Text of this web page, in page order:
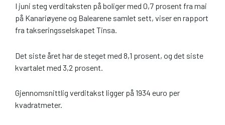
I juni steg verditaksten på boliger med 0,7 prosent fra mai
på Kanariøyene og Balearene samlet sett, viser en rapport
fra takseringsselskapet Tinsa.
Det siste året har de steget med 8,1 prosent, og det siste
kvartalet med 3,2 prosent.
Gjennomsnittlig verditakst ligger på 1934 euro per
kvadratmeter.